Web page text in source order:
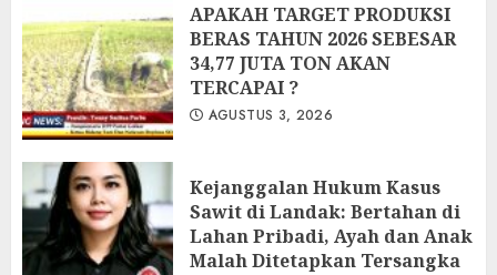
APAKAH TARGET PRODUKSI
BERAS TAHUN 2026 SEBESAR
34,77 JUTA TON AKAN
TERCAPAI ?
AGUSTUS 3, 2026
Kejanggalan Hukum Kasus
Sawit di Landak: Bertahan di
Lahan Pribadi, Ayah dan Anak
Malah Ditetapkan Tersangka